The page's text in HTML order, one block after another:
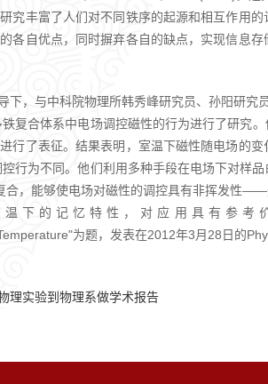
究丰富了人们对不同铁序的起源和相互作用
各自优点，同时摒弃各自的缺点，实现信息
，与中科院物理所韩秀峰研究员、孙阳研
复合体系中电场调控磁性的行为进行了研究
行了表征。结果表明，室温下磁性随电场的
行为不同。他们利用多种手段在电场下对样
，能够使电场对磁性的调控具有非挥发性
的记忆特性，对应用具有参考价值
为题，发表在2012年3月28日的
理实验到物理系做学术报告